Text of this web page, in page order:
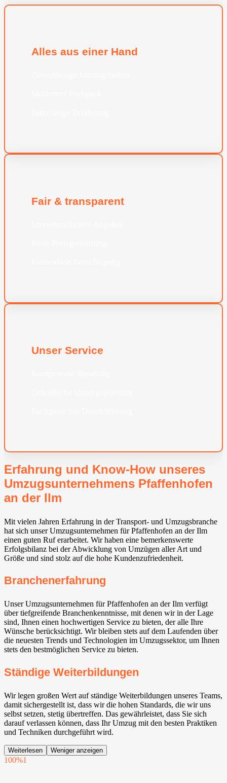
Alles aus einer Hand
Fair & transparent
Unser Service
Erfahrung und Know-How unseres
Umzugsunternehmens Pfaffenhofen
an der Ilm
Mit vielen Jahren Erfahrung in der Transport- und Umzugsbranche
hat sich unser Umzugsunternehmen für Pfaffenhofen an der Ilm
einen guten Ruf erarbeitet. Wir haben eine bemerkenswerte
Erfolgsbilanz bei der Abwicklung von Umzügen aller Art und
Größe und sind stolz auf die hohe Kundenzufriedenheit.
Branchenerfahrung
Unser Umzugsunternehmen für Pfaffenhofen an der Ilm verfügt
über tiefgreifende Branchenkenntnisse, mit denen wir in der Lage
sind, Ihnen einen hochwertigen Service zu bieten, der alle Ihre
Wünsche berücksichtigt. Wir bleiben stets auf dem Laufenden über
die neuesten Trends und Technologien im Umzugssektor, um Ihnen
stets den bestmöglichen Service zu bieten.
Ständige Weiterbildungen
Wir legen großen Wert auf ständige Weiterbildungen unseres Teams,
damit sichergestellt ist, dass wir die hohen Standards, die wir uns
selbst setzen, stetig übertreffen. Das gewährleistet, dass Sie sich
darauf verlassen können, dass Ihr Umzug mit den besten Praktiken
und Techniken durchgeführt wird.
Weiterlesen Weniger anzeigen
100%1